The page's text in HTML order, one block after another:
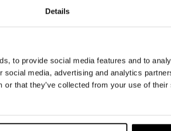
Details
to provide social media features and to
social media, advertising and analytics
or that they’ve collected from your use of
zł -60%
cena z 30 dni przed obniżką154,00 zł
115,00 zł
289,00 zł -
Najniższa cena z